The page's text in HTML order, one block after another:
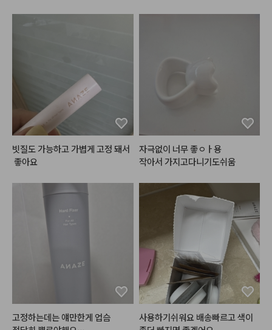
어서 좋았어요!!
#헤메코리뷰어
빗질도 가능하고 가볍게 고정 돼서
좋아요
자극없이 너무 좋ㅇㅏ용
작아서 가지고다니기도쉬움
고정하는데는 얘만한게 업슴
사용하기쉬워요 배송빠르고 색이